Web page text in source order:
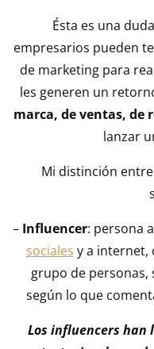
Ésta es una
empresarios pueden
de marketing para
les generen un
marca, de ventas, de
lanzar
Mi distinción
– Influencer: persona
sociales y a internet,
grupo de personas,
según lo que
Los influencers han